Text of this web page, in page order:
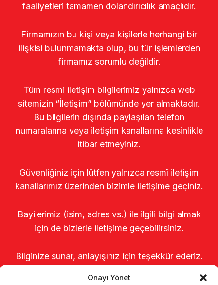
Onayı Yönet
faaliyetleri tamamen dolandırıcılık amaçlıdır.
Firmamızın bu kişi veya kişilerle herhangi bir
ilişkisi bulunmamakta olup, bu tür işlemlerden
firmamız sorumlu değildir.
Tüm resmi iletişim bilgilerimiz yalnızca web
sitemizin “İletişim” bölümünde yer almaktadır.
Bu bilgilerin dışında paylaşılan telefon
numaralarına veya iletişim kanallarına kesinlikle
itibar etmeyiniz.
Güvenliğiniz için lütfen yalnızca resmî iletişim
kanallarımız üzerinden bizimle iletişime geçiniz.
Bayilerimiz (isim, adres vs.) ile ilgili bilgi almak
için de bizlerle iletişime geçebilirsiniz.
Bilginize sunar, anlayışınız için teşekkür ederiz.